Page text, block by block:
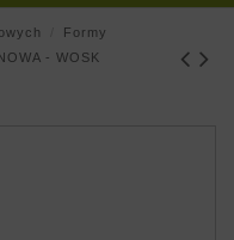
Formy
- WOSK